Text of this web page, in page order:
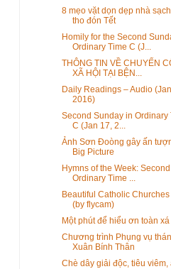
8 mẹo vặt dọn dẹp nhà
tho đón Tết
Homily for the Second
Ordinary Time C (J...
THÔNG TIN VỀ CHUYẾN
XÃ HỘI TẠI BỆN...
Daily Readings – Audio
2016)
Second Sunday in Ordinary
C (Jan 17, 2...
Ảnh Sơn Đoòng gây ấn
Big Picture
Hymns of the Week:
Ordinary Time ...
Beautiful Catholic
(by flycam)
Một phút để hiểu ơn toàn xá
Chương trình Phụng vụ
Xuân Bính Thân
Chè dây giải độc, tiêu viêm,